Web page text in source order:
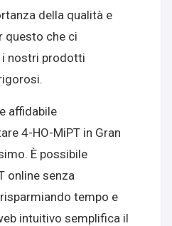
della qualità e
questo che ci
nostri prodotti
affidabile
4-HO-MiPT in Gran
È possibile
online senza
tempo e
intuitivo semplifica il